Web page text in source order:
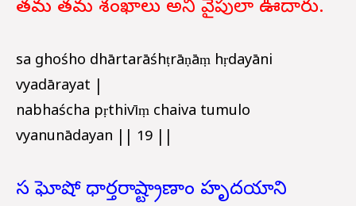
తమ తమ శంఖాలు అని వైపులా ఊదారు.
sa ghośho dhārtarāśhṭrāṇāṃ hṛdayāni
vyadārayat |
nabhaścha pṛthivīṃ chaiva tumulo
vyanunādayan || 19 ||
స ఘోషో ధార్తరాష్ట్రాణాం హృదయాని